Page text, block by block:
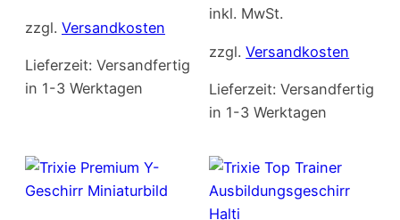
zzgl. Versandkosten
Lieferzeit: Versandfertig
in 1-3 Werktagen
inkl. MwSt.
zzgl.Versandkosten
Lieferzeit:Versandfertig
in 1-3 Werktagen